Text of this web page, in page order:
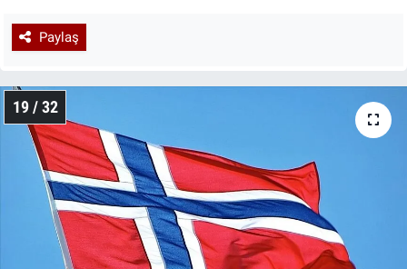
Paylaş
19 / 32